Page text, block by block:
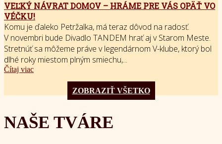
VEĽKÝ NÁVRAT DOMOV – HRÁME PRE VÁS OPÄŤ VO
VÉČKU!
Komu je ďaleko Petržalka, má teraz dôvod na radosť.
V novembri bude Divadlo TANDEM hrať aj v Starom Meste.
Stretnúť sa môžeme práve v legendárnom V-klube, ktorý bol
dlhé roky miestom plným smiechu,...
Čítaj viac
ZOBRAZIŤ VŠETKO
NAŠE TVÁRE